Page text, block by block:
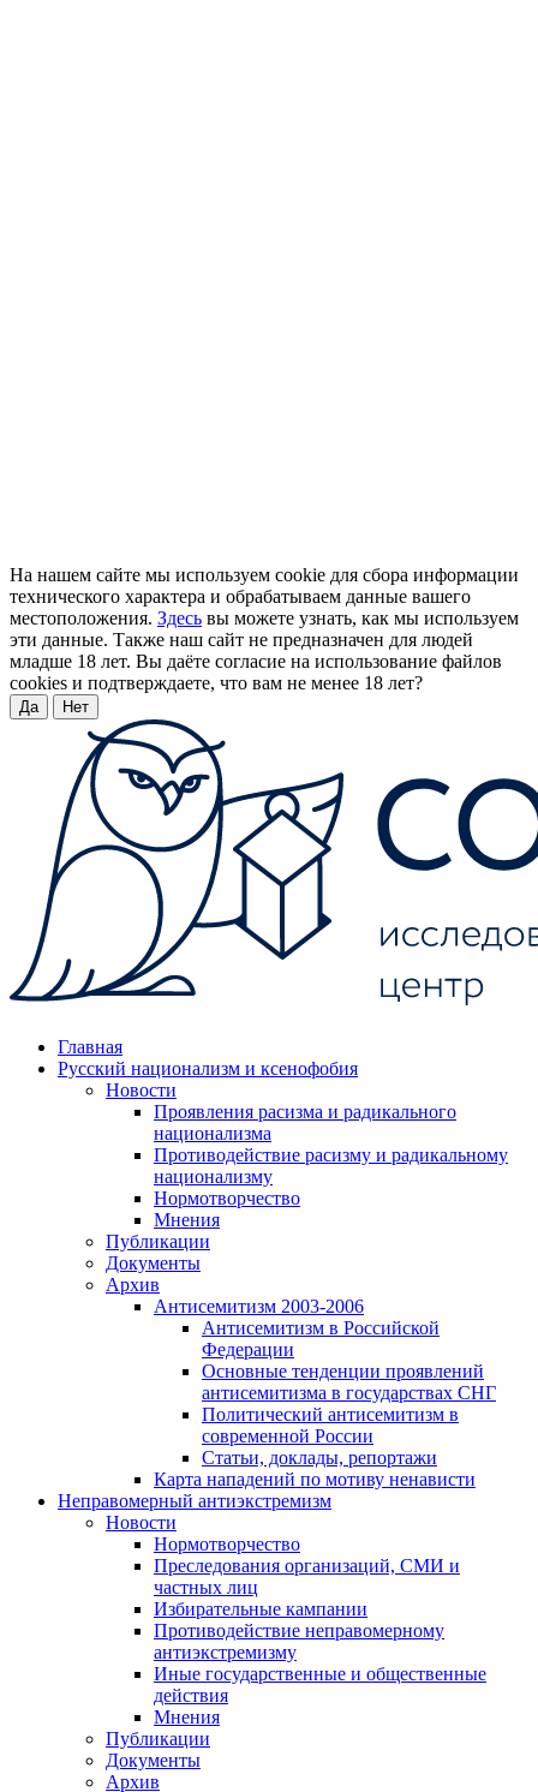
На нашем сайте мы используем cookie для сбора информации
технического характера и обрабатываем данные вашего
местоположения. Здесь вы можете узнать, как мы используем
эти данные. Также наш сайт не предназначен для людей
младше 18 лет. Вы даёте согласие на использование файлов
cookies и подтверждаете, что вам не менее 18 лет?
Да Нет
Главная
Русский национализм и ксенофобия
Новости
Проявления расизма и радикального
национализма
Противодействие расизму и радикальному
национализму
Нормотворчество
Мнения
Публикации
Документы
Архив
Антисемитизм 2003-2006
Антисемитизм в Российской
Федерации
Основные тенденции проявлений
антисемитизма в государствах СНГ
Политический антисемитизм в
современной России
Статьи, доклады, репортажи
Карта нападений по мотиву ненависти
Неправомерный антиэкстремизм
Новости
Нормотворчество
Преследования организаций, СМИ и
частных лиц
Избирательные кампании
Противодействие неправомерному
антиэкстремизму
Иные государственные и общественные
действия
Мнения
Публикации
Документы
Архив